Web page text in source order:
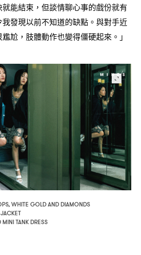
就能結束 ， 但談情聊心事的戲份就有
發現以前不知道的缺點。與對手近
尬 ， 肢體動作也變得僵硬起來。」
WHITE GOLD AND DIAMONDS
MINI TANK DRESS